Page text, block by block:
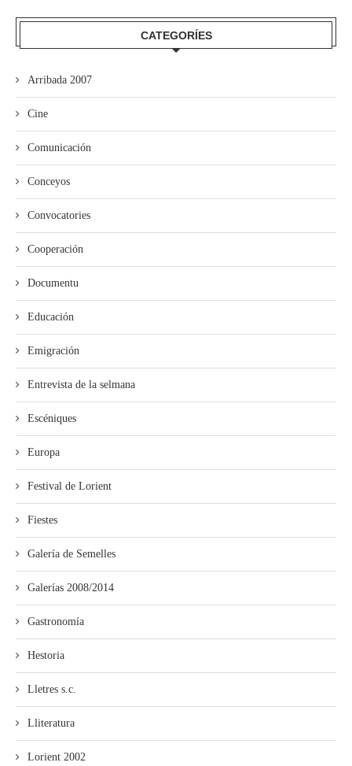
CATEGORÍES
Arribada 2007
Cine
Comunicación
Conceyos
Convocatories
Cooperación
Documentu
Educación
Emigración
Entrevista de la selmana
Escéniques
Europa
Festival de Lorient
Fiestes
Galería de Semelles
Galerías 2008/2014
Gastronomía
Hestoria
Lletres s.c.
Lliteratura
Lorient 2002